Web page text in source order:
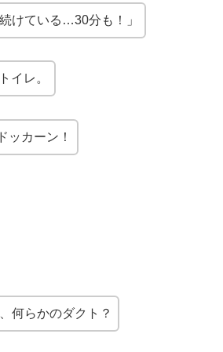
けている…30分も！」
イレ。
ッカーン！
何らかのダクト？